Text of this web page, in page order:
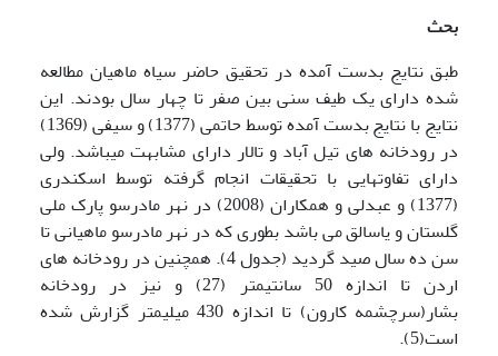
بحث
طبق نتایج بدست آمده در تحقیق حاضر سیاه ماهیان مطالعه
شده دارای یک طیف سنی بین صفر تا چهار سال بودند. این
نتایج با نتایج بدست آمده توسط حاتمی (1377) و سیفی (1369)
در رودخانه های تیل آباد و تالار دارای مشابهت می­باشد. ولی
دارای تفاوتهایی با تحقیقات انجام گرفته توسط اسکندری
(1377) و عبدلی و همکاران (2008) در نهر مادرسو پارک ملی
گلستان و یاسالق می باشد بطوری که در نهر مادرسو ماهیانی تا
سن ده سال صید گردید (جدول 4). همچنین در رودخانه های
اردن تا اندازه 50 سانتی­متر (27) و نیز در رودخانه
بشار(سرچشمه کارون) تا اندازه 430 میلی­متر گزارش شده
است(5).